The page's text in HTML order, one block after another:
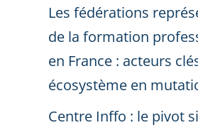
Les fédérations
de la formation
en France : acteurs
écosystème en
Centre Inffo : le pivot